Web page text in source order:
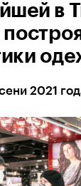
в
2021